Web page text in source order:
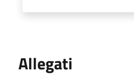
Allegati